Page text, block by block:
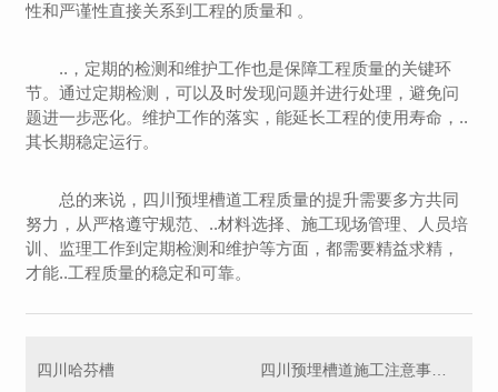
性和严谨性直接关系到工程的质量和 。
..，定期的检测和维护工作也是保障工程质量的关键环
节。通过定期检测，可以及时发现问题并进行处理，避免问
题进一步恶化。维护工作的落实，能延长工程的使用寿命，..
其长期稳定运行。
总的来说，四川预埋槽道工程质量的提升需要多方共同
努力，从严格遵守规范、..材料选择、施工现场管理、人员培
训、监理工作到定期检测和维护等方面，都需要精益求精，
才能..工程质量的稳定和可靠。
四川哈芬槽